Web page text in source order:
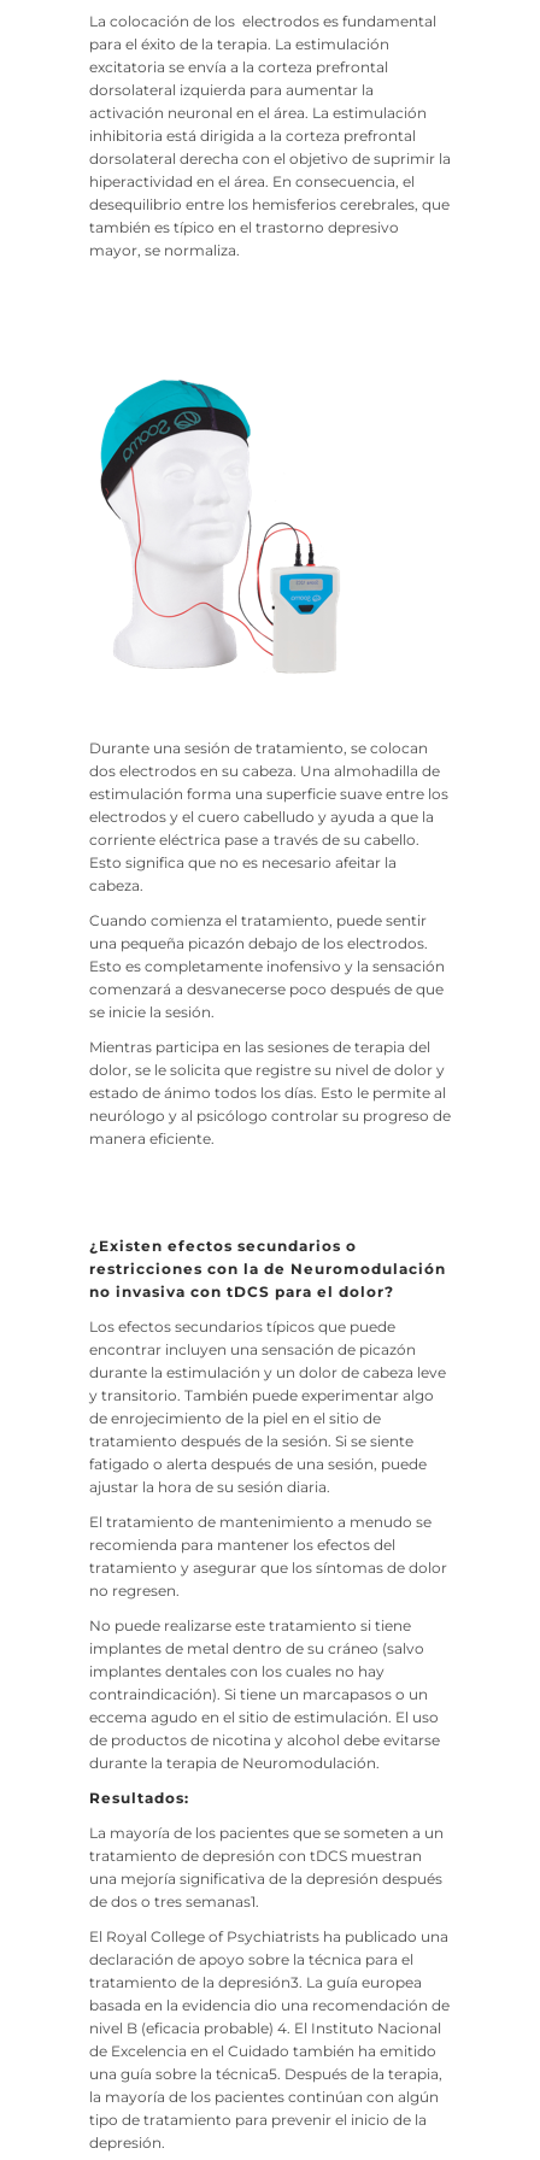
La colocación de los electrodos es fundamental
para el éxito de la terapia. La estimulación
excitatoria se envía a la corteza prefrontal
dorsolateral izquierda para aumentar la
activación neuronal en el área. La estimulación
inhibitoria está dirigida a la corteza prefrontal
dorsolateral derecha con el objetivo de suprimir la
hiperactividad en el área. En consecuencia, el
desequilibrio entre los hemisferios cerebrales, que
también es típico en el trastorno depresivo
mayor, se normaliza.
Durante una sesión de tratamiento, se colocan
dos electrodos en su cabeza. Una almohadilla de
estimulación forma una superficie suave entre los
electrodos y el cuero cabelludo y ayuda a que la
corriente eléctrica pase a través de su cabello.
Esto significa que no es necesario afeitar la
cabeza.
Cuando comienza el tratamiento, puede sentir
una pequeña picazón debajo de los electrodos.
Esto es completamente inofensivo y la sensación
comenzará a desvanecerse poco después de que
se inicie la sesión.
Mientras participa en las sesiones de terapia del
dolor, se le solicita que registre su nivel de dolor y
estado de ánimo todos los días. Esto le permite al
neurólogo y al psicólogo controlar su progreso de
manera eficiente.
¿Existen efectos secundarios o
restricciones con la de Neuromodulación
no invasiva con tDCS para el dolor?
Los efectos secundarios típicos que puede
encontrar incluyen una sensación de picazón
durante la estimulación y un dolor de cabeza leve
y transitorio. También puede experimentar algo
de enrojecimiento de la piel en el sitio de
tratamiento después de la sesión. Si se siente
fatigado o alerta después de una sesión, puede
ajustar la hora de su sesión diaria.
El tratamiento de mantenimiento a menudo se
recomienda para mantener los efectos del
tratamiento y asegurar que los síntomas de dolor
no regresen.
No puede realizarse este tratamiento si tiene
implantes de metal dentro de su cráneo (salvo
implantes dentales con los cuales no hay
contraindicación). Si tiene un marcapasos o un
eccema agudo en el sitio de estimulación. El uso
de productos de nicotina y alcohol debe evitarse
durante la terapia de Neuromodulación.
Resultados:
La mayoría de los pacientes que se someten a un
tratamiento de depresión con tDCS muestran
una mejoría significativa de la depresión después
de dos o tres semanas1.
El Royal College of Psychiatrists ha publicado una
declaración de apoyo sobre la técnica para el
tratamiento de la depresión3. La guía europea
basada en la evidencia dio una recomendación de
nivel B (eficacia probable) 4. El Instituto Nacional
de Excelencia en el Cuidado también ha emitido
una guía sobre la técnica5. Después de la terapia,
la mayoría de los pacientes continúan con algún
tipo de tratamiento para prevenir el inicio de la
depresión.